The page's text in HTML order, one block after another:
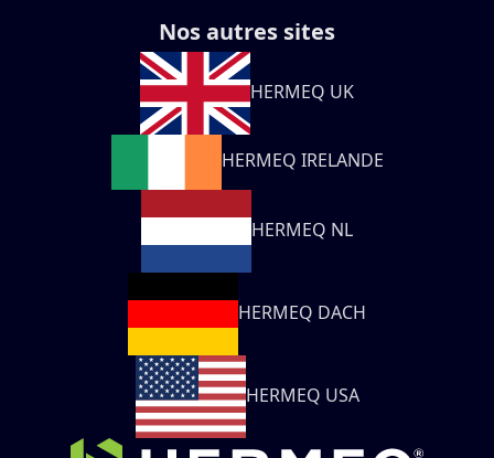
Nos autres sites
HERMEQ UK
HERMEQ IRELANDE
HERMEQ NL
HERMEQ DACH
HERMEQ USA